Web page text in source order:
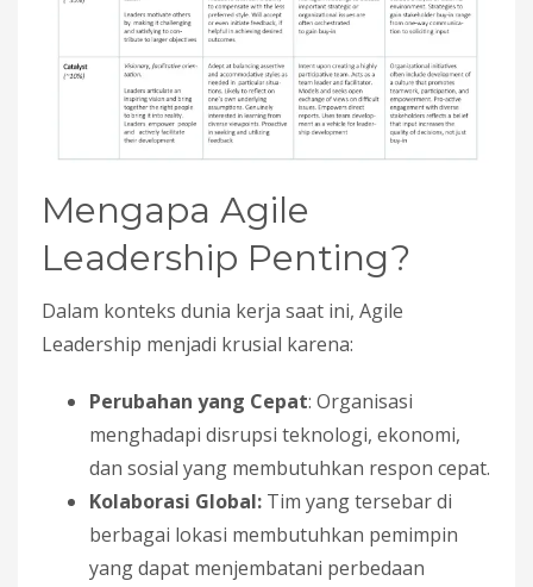
Mengapa Agile
Leadership Penting?
Dalam konteks dunia kerja saat ini, Agile
Leadership menjadi krusial karena:
Perubahan yang Cepat: Organisasi
menghadapi disrupsi teknologi, ekonomi,
dan sosial yang membutuhkan respon cepat.
Kolaborasi Global: Tim yang tersebar di
berbagai lokasi membutuhkan pemimpin
yang dapat menjembatani perbedaan